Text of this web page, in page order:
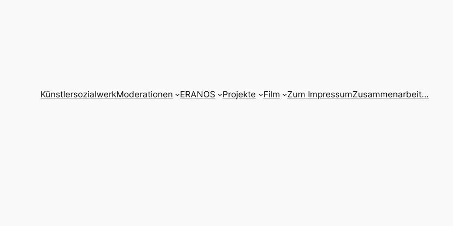
KünstlersozialwerkModerationen ERANOS Projekte Film Zum ImpressumZusammenarbeit…